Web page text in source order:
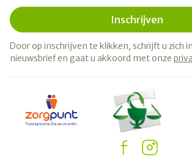
Inschrijven
Door op inschrijven te klikken, schrijft u zich
nieuwsbrief en gaat u akkoord met onze